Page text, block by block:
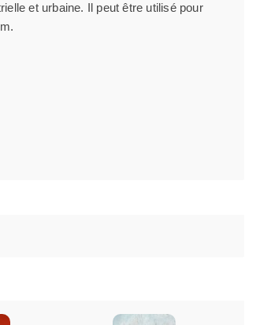
et urbaine. Il peut être utilisé pour